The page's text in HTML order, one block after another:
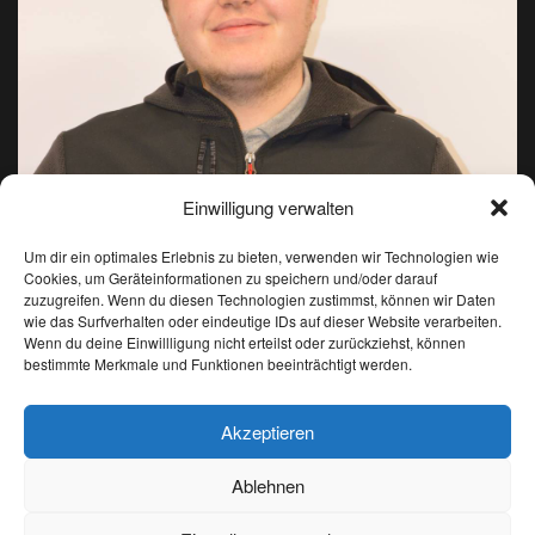
Einwilligung verwalten
Um dir ein optimales Erlebnis zu bieten, verwenden wir Technologien wie
Cookies, um Geräteinformationen zu speichern und/oder darauf
zuzugreifen. Wenn du diesen Technologien zustimmst, können wir Daten
wie das Surfverhalten oder eindeutige IDs auf dieser Website verarbeiten.
Wenn du deine Einwillligung nicht erteilst oder zurückziehst, können
bestimmte Merkmale und Funktionen beeinträchtigt werden.
Akzeptieren
Ablehnen
Daniel Wurzer
ASV Ridnaun Biathlon Ski Alpin Langlauf
IBU CUP
Deutsch